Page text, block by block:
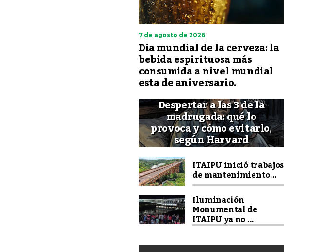
7 de agosto de 2026
Dia mundial de la cerveza: la
bebida espirituosa más
consumida a nivel mundial
esta de aniversario.
Despertar a las 3 de la
madrugada: qué lo
provoca y cómo evitarlo,
según Harvard
ITAIPU inició trabajos
de mantenimiento...
Iluminación
Monumental de
ITAIPU ya no ...